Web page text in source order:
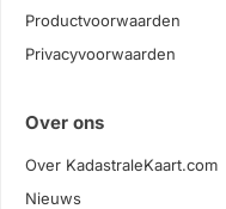
Productvoorwaarden
Privacyvoorwaarden
Over ons
Over KadastraleKaart.com
Nieuws